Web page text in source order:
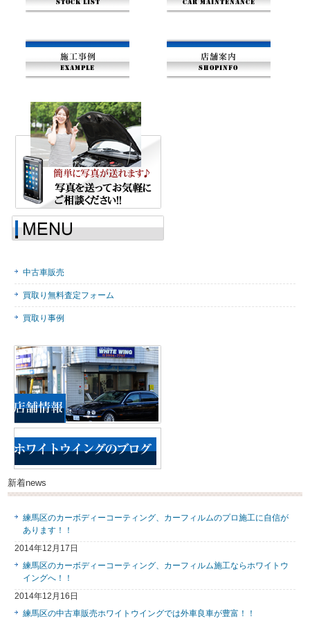
中古車販売
買取り無料査定フォーム
買取り事例
新着news
練馬区のカーボディーコーティング、カーフィルムのプロ施工に自信が
あります！！
2014年12月17日
練馬区のカーボディーコーティング、カーフィルム施工ならホワイトウ
イングへ！！
2014年12月16日
練馬区の中古車販売ホワイトウイングでは外車良車が豊富！！